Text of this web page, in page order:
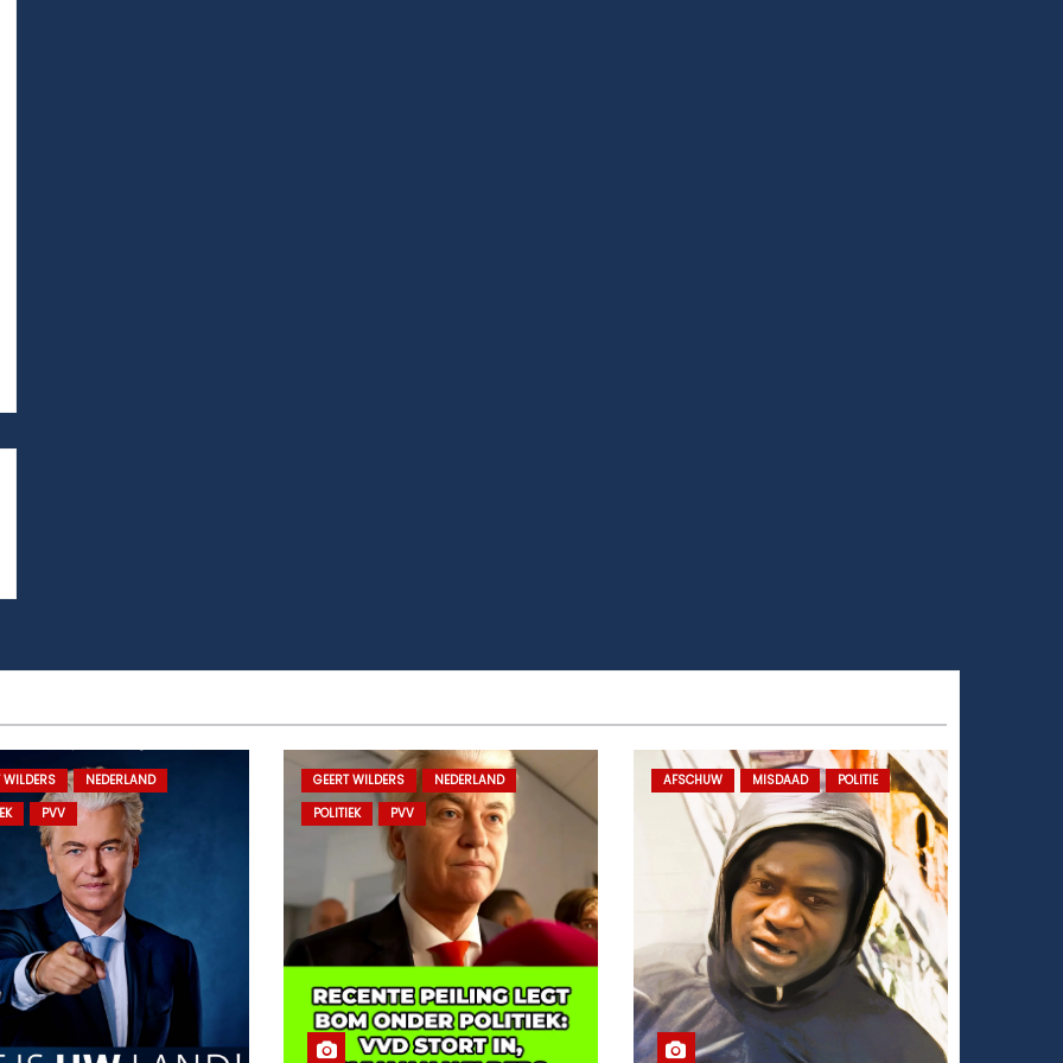
WILDERS
NEDERLAND
PVV
GEERT WILDERS
NEDERLAND
POLITIEK
PVV
AFSCHUW MISDAAD POLITIE